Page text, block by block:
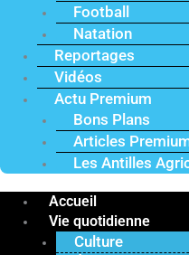
Football
Natation
Reportages
Vidéos
Actu Premium
Bons Plans
Articles
Les Antilles
Accueil
Vie quotidienne
Culture